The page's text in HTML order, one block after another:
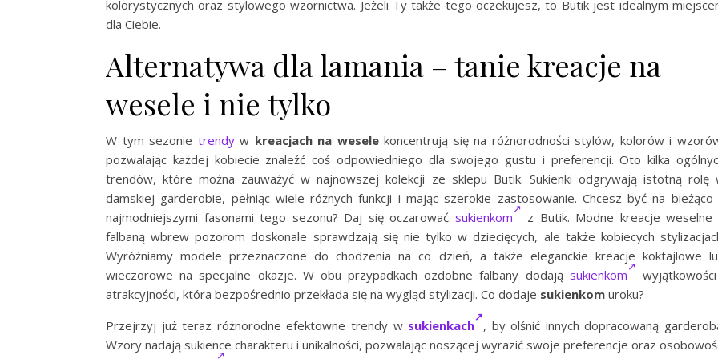
kolorystycznych oraz stylowego wzornictwa. Jeżeli Ty także tego oczekujesz, to Butik jest idealnym
dla Ciebie.
Alternatywa dla lamania – tanie kreacje na
wesele i nie tylko
W tym sezonie trendyw kreacjach na weselekoncentrują się na różnorodności stylów, kolorów i
pozwalając każdej kobiecie znaleźć coś odpowiedniego dla swojego gustu i preferencji. Oto kilka
trendów, które można zauważyć w najnowszej kolekcji ze sklepu Butik. Sukienki odgrywają istotną rolę
damskiej garderobie, pełniąc wiele różnych funkcji i mając szerokie zastosowanie. Chcesz być na bieżąco
najmodniejszymi fasonami tego sezonu? Daj się oczarować sukienkom
z Butik. Modne kreacje weselne
falbaną wbrew pozorom doskonale sprawdzają się nie tylko w dziecięcych, ale także kobiecych
Wyróżniamy modele przeznaczone do chodzenia na co dzień, a także eleganckie kreacje koktajlowe
wieczorowe na specjalne okazje. W obu przypadkach ozdobne falbany dodają sukienkom
atrakcyjności, która bezpośrednio przekłada się na wygląd stylizacji. Co dodaje sukienkom uroku?
Przejrzyj już teraz różnorodne efektowne trendy w sukienkach , by olśnić innych dopracowaną
Wzory nadają sukience charakteru i unikalności, pozwalając noszącej wyrazić swoje preferencje oraz